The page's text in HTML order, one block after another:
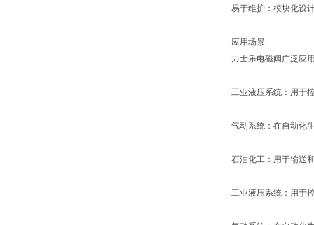
易于维护：模块化设
应用场景
力士乐电磁阀广泛应
工业液压系统：用于
气动系统：在自动化
石油化工：用于输送
工业液压系统：用于